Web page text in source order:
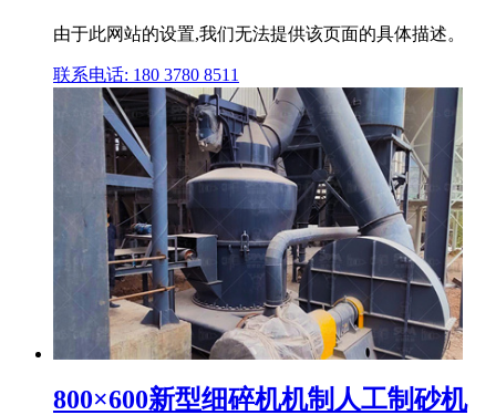
由于此网站的设置,我们无法提供该页面的具体描述。
联系电话: 180 3780 8511
800×600新型细碎机机制人工制砂机